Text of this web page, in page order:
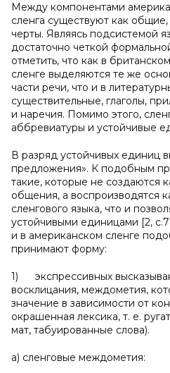
Между компонентами
сленга существуют как
черты. Являясь подсистемой
достаточно четкой
отметить, что как в
сленге выделяются те же
части речи, что и в
существительные, глаголы,
и наречия. Помимо этого,
аббревиатуры и устойчивые
В разряд устойчивых единиц
предложения». К подобным
такие, которые не создаются
общения, а воспроизводятся
сленгового языка, что и
устойчивыми единицами [2,
и в американском сленге
принимают форму:
1) экспрессивных
восклицания, междометия,
значение в зависимости от
окрашенная лексика, т. е.
мат, табуированные слова).
а) сленговые междометия: